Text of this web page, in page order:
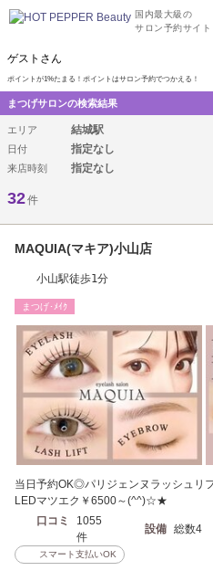
国内最大級の
サロン予約サイト
ゲストさん
ポイントが1%たまる！ポイントはサロン予約でつかえる！
まつげサロンの検索結果
エリア 結城駅
日付 指定なし
来店時刻 指定なし
32件
MAQUIA(マキア)小山店
小山駅徒歩1分
まつげ･ﾒｲｸ
当日予約OK◎パリジェンヌラッシュリ
LEDマツエク￥6500～(^^)☆★
口コミ
1055
件
設備 総数4
スマート支払いOK